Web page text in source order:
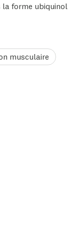
la forme ubiquinol
musculaire